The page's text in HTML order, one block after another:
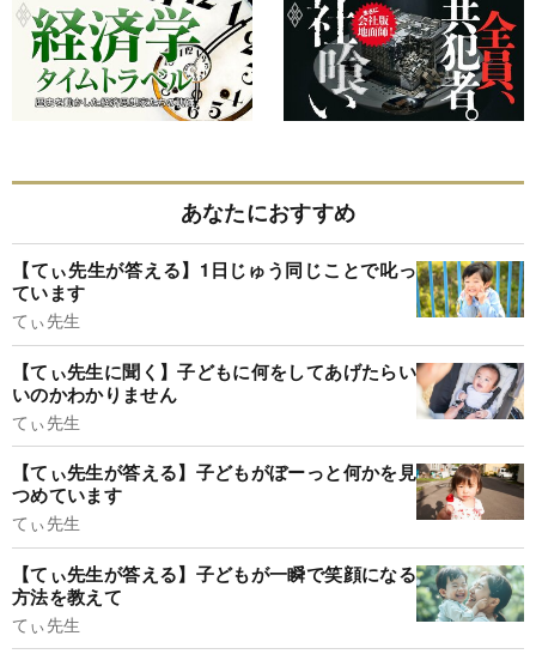
あなたにおすすめ
【てぃ先生が答える】1日じゅう同じことで叱っ
ています
てぃ先生
【てぃ先生に聞く】子どもに何をしてあげたらい
いのかわかりません
てぃ先生
【てぃ先生が答える】子どもがぼーっと何かを見
つめています
てぃ先生
【てぃ先生が答える】子どもが一瞬で笑顔になる
方法を教えて
てぃ先生